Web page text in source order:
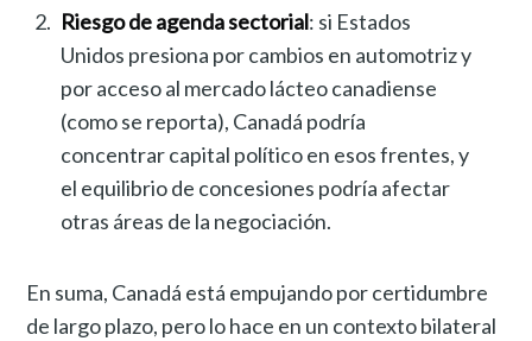
Riesgo de agenda sectorial: si Estados
Unidos presiona por cambios en automotriz y
por acceso al mercado lácteo canadiense
(como se reporta), Canadá podría
concentrar capital político en esos frentes, y
el equilibrio de concesiones podría afectar
otras áreas de la negociación.
En suma, Canadá está empujando por certidumbre
de largo plazo, pero lo hace en un contexto bilateral